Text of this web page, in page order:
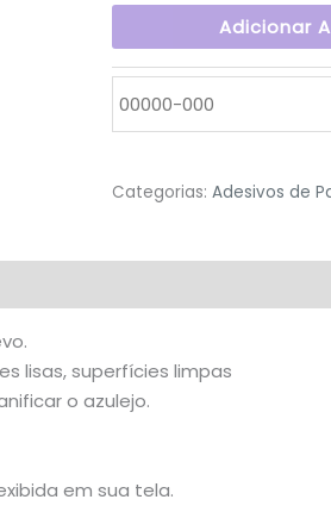
Adicionar
Categorias: Adesivos de
lisas, superfícies limpas
o azulejo.
em sua tela.